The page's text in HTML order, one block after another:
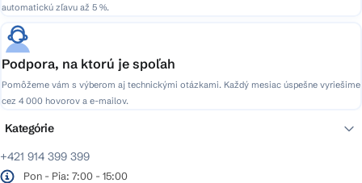
automatickú zľavu až 5 %.
Podpora, na ktorú je spoľah
Pomôžeme vám s výberom aj technickými otázkami. Každý mesiac úspešne vyriešime
cez 4 000 hovorov a e-mailov.
+421 914 399 399
Pon - Pia: 7:00 - 15:00
Kategórie